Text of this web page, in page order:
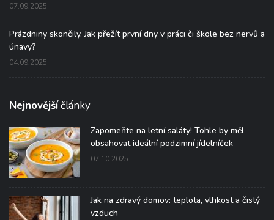
07.09.2025
Prázdniny skončily. Jak přežít první dny v práci či škole bez nervů a
únavy?
04.09.2025
Nejnovějšíčlánky
Zapomeňte na letní saláty! Tohle by měl
obsahovat ideální podzimní jídelníček
07.10.2025
Jak na zdravý domov: teplota, vlhkost a čistý
vzduch